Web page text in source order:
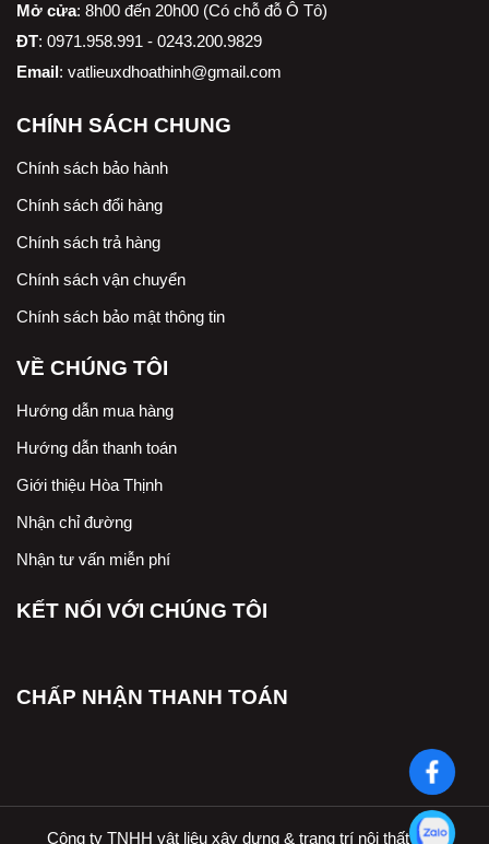
Mở cửa: 8h00 đến 20h00 (Có chỗ đỗ Ô Tô)
ĐT: 0971.958.991 - 0243.200.9829
Email: vatlieuxdhoathinh@gmail.com
CHÍNH SÁCH CHUNG
Chính sách bảo hành
Chính sách đổi hàng
Chính sách trả hàng
Chính sách vận chuyển
Chính sách bảo mật thông tin
VỀ CHÚNG TÔI
Hướng dẫn mua hàng
Hướng dẫn thanh toán
Giới thiệu Hòa Thịnh
Nhận chỉ đường
Nhận tư vấn miễn phí
KẾT NỐI VỚI CHÚNG TÔI
CHẤP NHẬN THANH TOÁN
Công ty TNHH vật liệu xây dựng & trang trí nội thất Hòa